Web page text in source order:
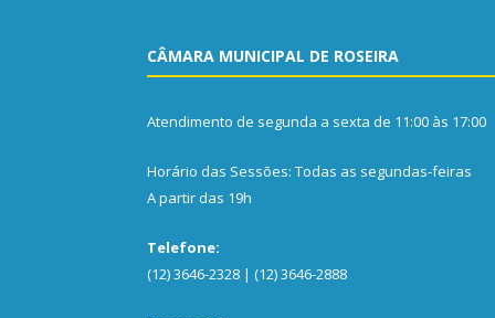
CÂMARA MUNICIPAL DE ROSEIRA
Atendimento de segunda a sexta de 11:00 às 17:00
Horário das Sessões: Todas as segundas-feiras
A partir das 19h
Telefone:
(12) 3646-2328 | (12) 3646-2888